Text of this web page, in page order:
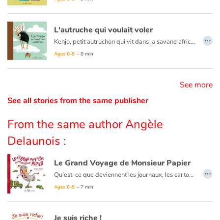
Catalogue anglais
Contraste +
Help
Family
Schools
Libraries
Videos & Tutorials
L'autruche qui voulait voler
Kenjo, petit autruchon qui vit dans la savane africaine avec sa famille rêve de voler. Mais une autruche, cela ne vole pas…
Ages 6-8 - 8 min
…
See more
See all stories from the same publisher
From the same author Angèle
Delaunois :
Le Grand Voyage de Monsieur Papier
Qu'est-ce que deviennent les journaux, les cartons et tous les vieux papiers une fois que nous les avons déposés dans le bac de recyclage ? Venez le découvrir dans
Ages 6-8 - 7 min
…